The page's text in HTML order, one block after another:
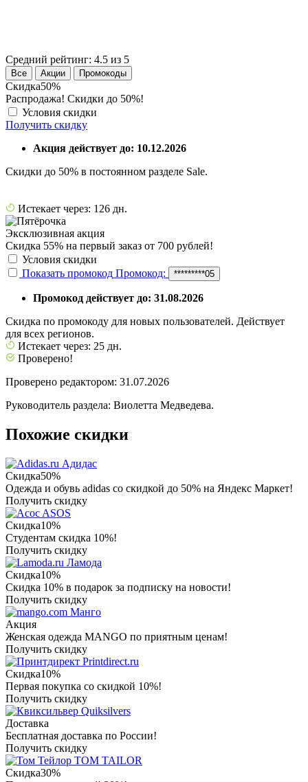
Средний рейтинг: 4.5 из 5
Все Акции Промокоды
Скидка50%
Распродажа! Скидки до 50%!
Условия скидки
Получить скидку
Акция действует до: 10.12.2026
Скидки до 50% в постоянном разделе Sale.
Истекает через: 126 дн.
Эксклюзивная акция
Скидка 55% на первый заказ от 700 рублей!
Условия скидки
Показать промокод Промокод: *********05
Промокод действует до: 31.08.2026
Скидка по промокоду для новых пользователей. Действует
для всех регионов.
Истекает через: 25 дн.
Проверено!
Проверено редактором: 31.07.2026
Руководитель раздела: Виолетта Медведева.
Похожие скидки
Адидас
Скидка50%
Одежда и обувь adidas со скидкой до 50% на Яндекс Маркет!
Получить скидку
ASOS
Скидка10%
Студентам скидка 10%!
Получить скидку
Ламода
Скидка10%
Скидка 10% в подарок за подписку на новости!
Получить скидку
Манго
Акция
Женская одежда MANGO по приятным ценам!
Получить скидку
Printdirect.ru
Скидка10%
Первая покупка со скидкой 10%!
Получить скидку
Quiksilvers
Доставка
Бесплатная доставка по России!
Получить скидку
TOM TAILOR
Скидка30%